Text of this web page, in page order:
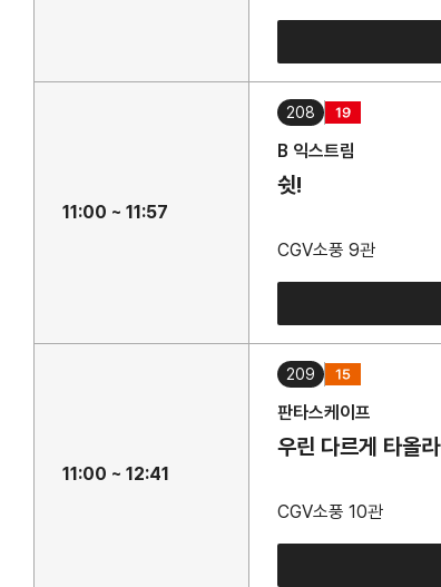
11:00 ~ 11:57
208
B 익스트림
쉿!
CGV소풍 9관
11:00 ~ 12:41
209
판타스케이프
우린 다르게 타올라
CGV소풍 10관